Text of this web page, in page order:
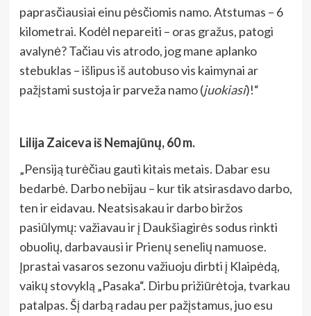
paprasčiausiai einu pėsčiomis namo. Atstumas – 6
kilometrai. Kodėl nepareiti – oras gražus, patogi
avalynė? Tačiau vis atrodo, jog mane aplanko
stebuklas – išlipus iš autobuso vis kaimynai ar
pažįstami sustoja ir parveža namo (juokiasi)!“
Lilija Zaiceva iš Nemajūnų, 60 m.
„Pensiją turėčiau gauti kitais metais. Dabar esu
bedarbė. Darbo nebijau – kur tik atsirasdavo darbo,
ten ir eidavau. Neatsisakau ir darbo biržos
pasiūlymų: važiavau ir į Daukšiagirės sodus rinkti
obuolių, darbavausi ir Prienų senelių namuose.
Įprastai vasaros sezonu važiuoju dirbti į Klaipėdą,
vaikų stovyklą „Pasaka“. Dirbu prižiūrėtoja, tvarkau
patalpas. Šį darbą radau per pažįstamus, juo esu